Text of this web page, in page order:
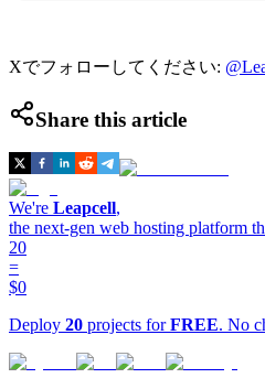
Xでフォローしてください:
Share this article
We're Leapcell,
the next-gen web hosting platform
20
=
$0
Deploy 20 projects forFREE. No